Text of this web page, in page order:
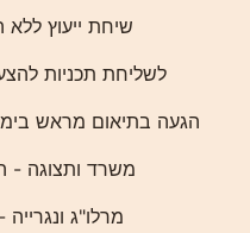
שיחת ייעוץ ללא
לשליחת תכניות
הגעה בתיאום מראש בימים א'-
משרד ותצוגה - האלמוגים
מרלו"ג ונגרייה -